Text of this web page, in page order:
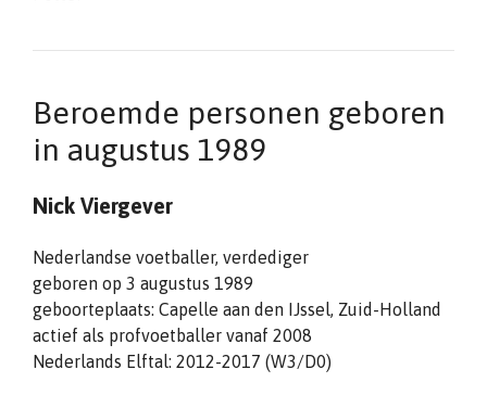
Beroemde personen geboren
in augustus 1989
Nick Viergever
Nederlandse voetballer, verdediger
geboren op 3 augustus 1989
geboorteplaats: Capelle aan den IJssel, Zuid-Holland
actief als profvoetballer vanaf 2008
Nederlands Elftal: 2012-2017 (W3/D0)